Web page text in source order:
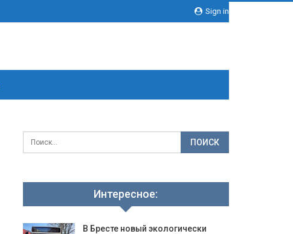
Sign in
Интересное:
В Бресте новый экологически